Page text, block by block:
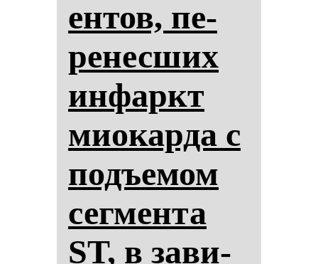
ен­тов, пе­
ре­нес­ших
ин­фаркт
ми­окар­да с
подъе­мом
сег­мен­та
ST, в за­ви­